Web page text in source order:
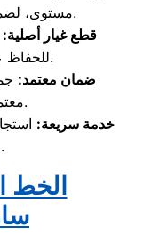
مستوى، لضمان تقديم أفضل خدمة ممكنة.
قطع غيار أصلية:
للحفاظ على جودة وكفاءة الأجهزة.
ضمان معتمد:
معتمدة من مركز الصيانة.
خدمة سريعة:
محافظة الشروق.
الخط